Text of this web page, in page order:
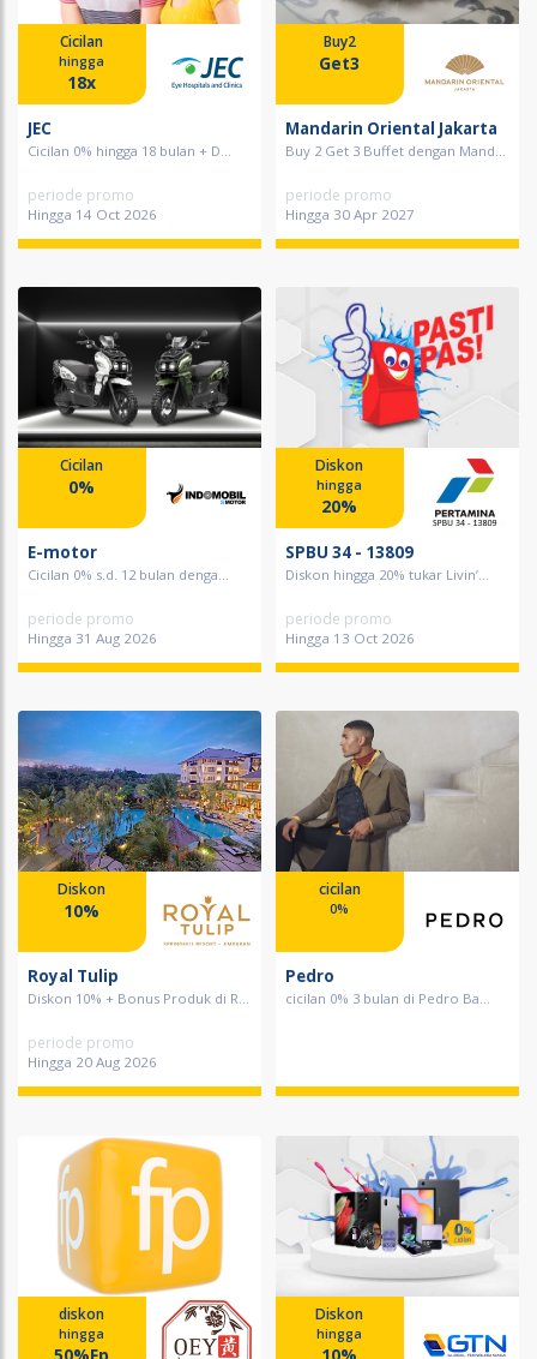
Cicilan
hingga
18x
JEC
Cicilan 0% hingga 18 bulan + D...
periode promo
Hingga 14 Oct 2026
Buy2
Get3
Mandarin Oriental Jakarta
Buy 2 Get 3 Buffet dengan Mand...
periode promo
Hingga 30 Apr 2027
Cicilan
0%
E-motor
Cicilan 0% s.d. 12 bulan denga...
periode promo
Hingga 31 Aug 2026
Diskon
hingga
20%
SPBU 34 - 13809
Diskon hingga 20% tukar Livin’...
periode promo
Hingga 13 Oct 2026
Diskon
10%
Royal Tulip
Diskon 10% + Bonus Produk di R...
periode promo
Hingga 20 Aug 2026
cicilan
0%
Pedro
cicilan 0% 3 bulan di Pedro Ba...
diskon
hingga
Diskon
hingga